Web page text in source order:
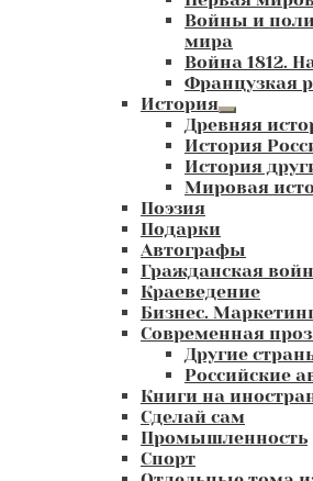
Войны и
мира
Война 1812.
Французкая
История
Развернутое
вложенное
меню
Древняя
История
История
Мировая
Поэзия
Подарки
Автографы
Гражданская
Краеведение
Бизнес.
Современная
Другие
Российские
Книги на
Сделай сам
Промышленность
Спорт